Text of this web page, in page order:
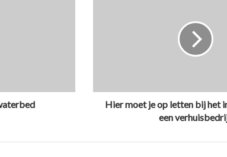
Hier moet je op letten bij het
een